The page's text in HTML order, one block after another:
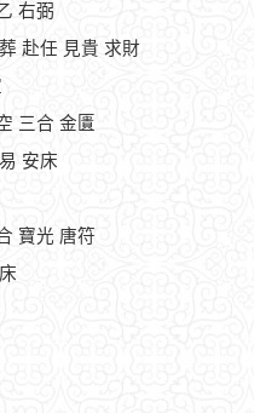
右弼
赴任 見貴 求財
三合 金匱
安床
寶光 唐符